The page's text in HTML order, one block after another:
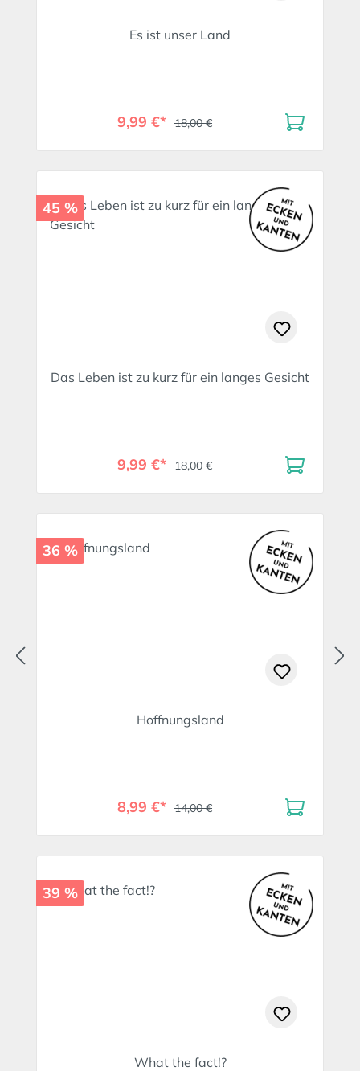
Es ist unser Land
9,99 €* 18,00 €
45 %
Das Leben ist zu kurz für ein langes Gesicht
9,99 €* 18,00 €
36 %
Hoffnungsland
8,99 €* 14,00 €
39 %
What the fact!?